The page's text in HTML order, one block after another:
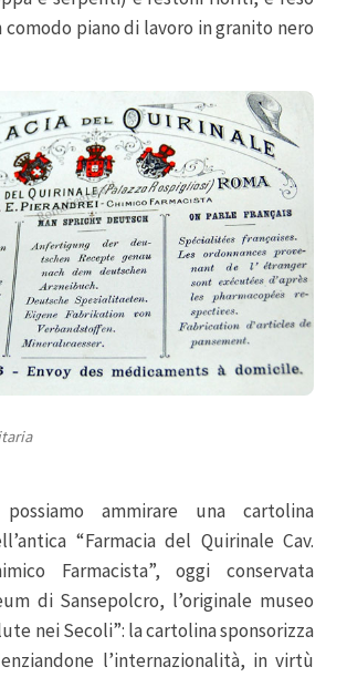
piano di lavoro in granito nero
possiamo ammirare una cartolina
“Farmacia del Quirinale Cav.
Farmacista”, oggi conservata
di Sansepolcro, l’originale museo
nei Secoli”: la cartolina sponsorizza
l’internazionalità, in virtù